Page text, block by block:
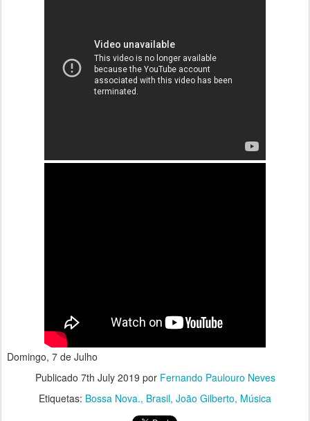
Domingo, 7 de Julho
Publicado 7th July 2019 por Fernando Paulouro Neves
Etiquetas: Bossa Nova. Brasil João Gilberto Música